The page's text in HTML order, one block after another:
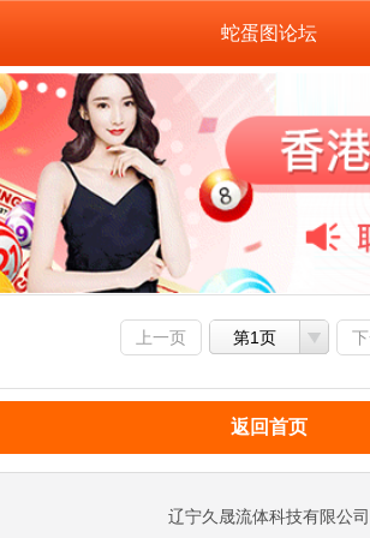
蛇蛋图论坛
上一页 第1页
返回首页
辽宁久晟流体科技有限公司